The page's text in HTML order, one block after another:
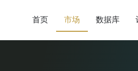
首页 市场 数据库